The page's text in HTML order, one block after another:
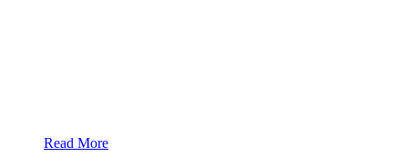
Read More